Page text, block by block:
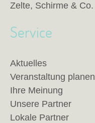
Zelte, Schirme & Co.
Service
Aktuelles
Veranstaltung planen
Ihre Meinung
Unsere Partner
Lokale Partner